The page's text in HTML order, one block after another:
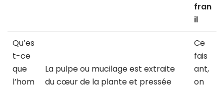
fran
il
Qu’es
t-ce
que
l’hom
La pulpe ou mucilage est extraite
du cœur de la plante et pressée
Ce
fais
ant,
on